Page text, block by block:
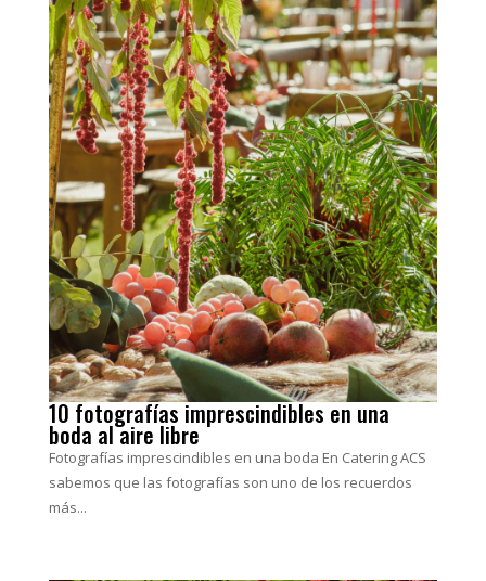
10 fotografías imprescindibles en una
boda al aire libre
Fotografías imprescindibles en una boda En Catering ACS
sabemos que las fotografías son uno de los recuerdos
más...